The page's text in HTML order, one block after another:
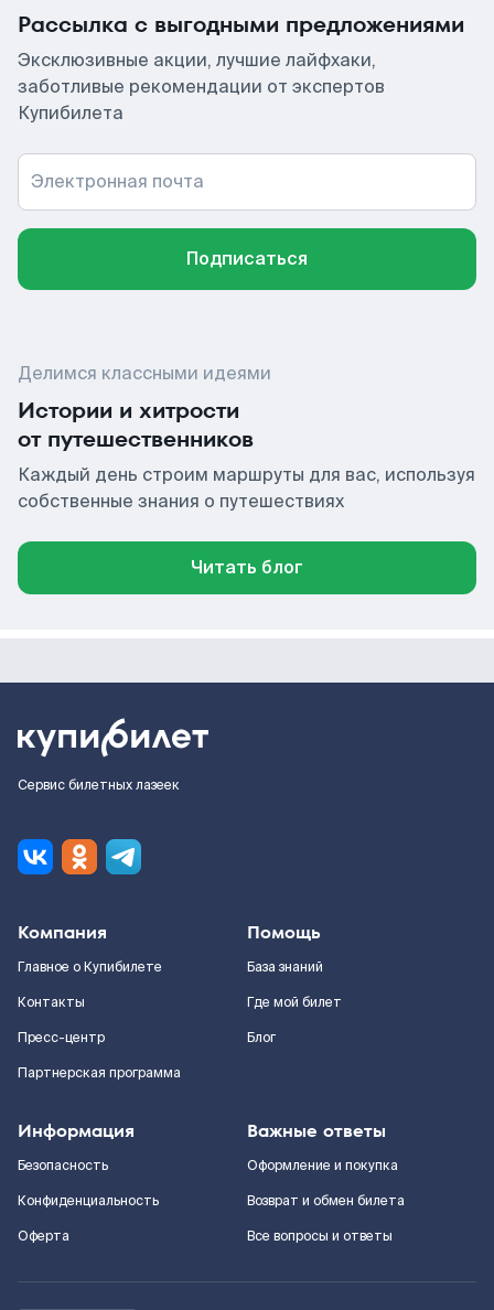
Рассылка с выгодными предложениями
Эксклюзивные акции, лучшие лайфхаки,
заботливые рекомендации от экспертов
Купибилета
Электронная почта
Подписаться
Делимся классными идеями
Истории и хитрости
от путешественников
Каждый день строим маршруты для вас, используя
собственные знания о путешествиях
Читать блог
Сервис билетных лазеек
Компания
Главное о Купибилете
Контакты
Пресс-центр
Партнерская программа
Помощь
База знаний
Где мой билет
Блог
Информация
Безопасность
Конфиденциальность
Оферта
Важные ответы
Оформление и покупка
Возврат и обмен билета
Все вопросы и ответы